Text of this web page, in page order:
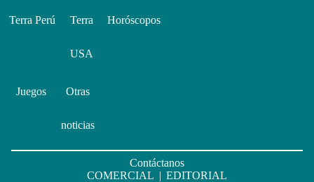
Terra Perú Terra
USA
Horóscopos
Juegos Otras
noticias
Contáctanos
COMERCIAL | EDITORIAL